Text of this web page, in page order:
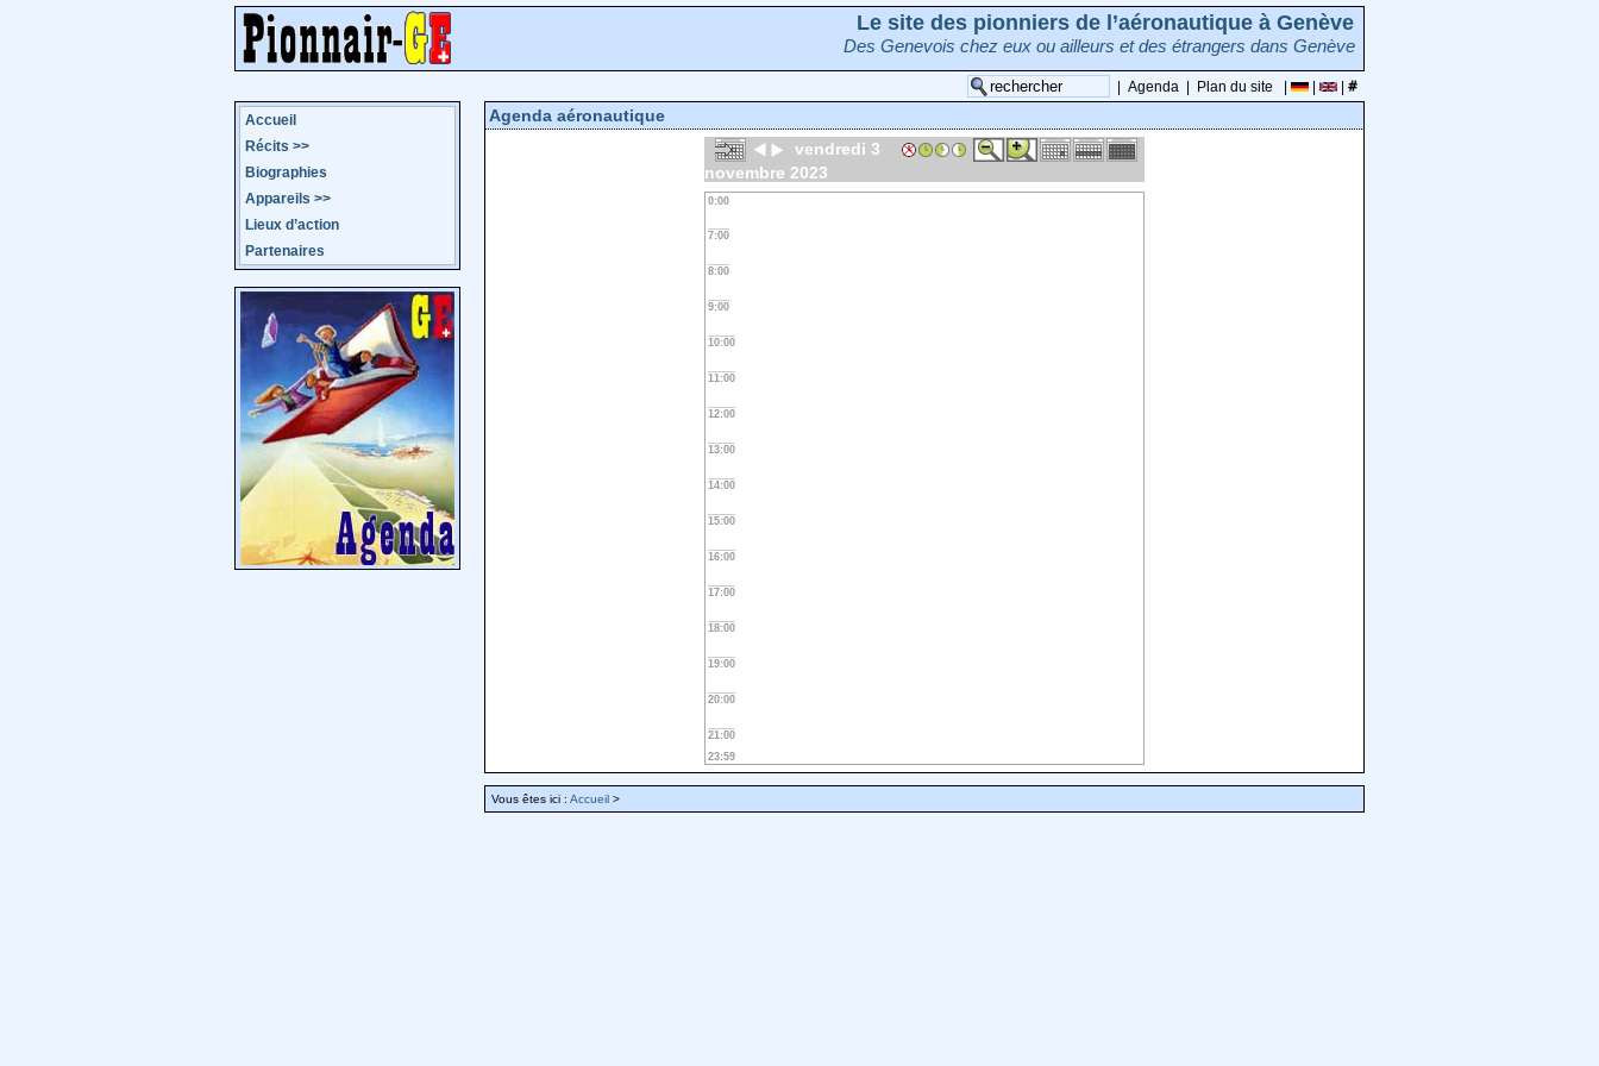
Le site des pionniers de l’aéronautique à Genève
Des Genevois chez eux ou ailleurs et des étrangers dans Genève
Agenda Plan du site
Accueil
Récits >>
Biographies
Appareils >>
Lieux d’action
Partenaires
Agenda aéronautique
vendredi 3
novembre 2023
0:00
7:00
8:00
9:00
10:00
11:00
12:00
13:00
14:00
15:00
16:00
17:00
18:00
19:00
20:00
21:00
23:59
Vous êtes ici : Accueil >